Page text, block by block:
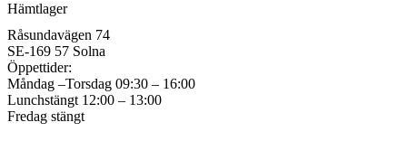
Hämtlager
Råsundavägen 74
SE-169 57 Solna
Öppettider:
Måndag –Torsdag 09:30 – 16:00
Lunchstängt 12:00 – 13:00
Fredag stängt